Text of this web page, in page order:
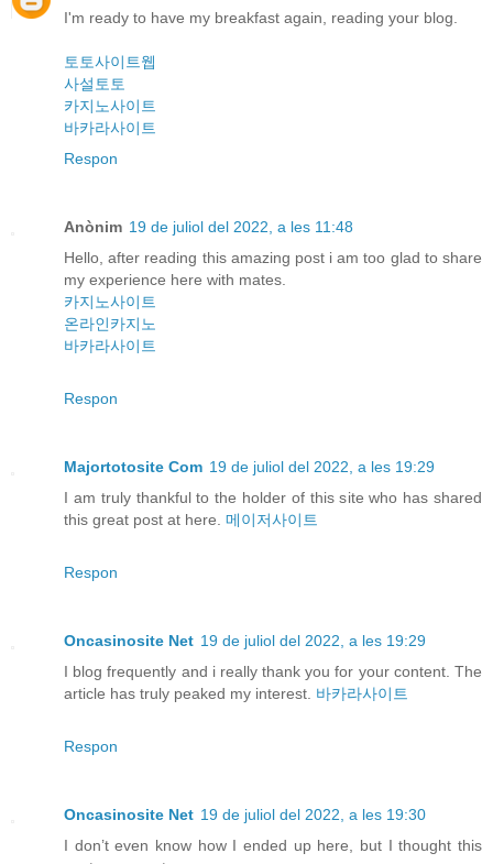
I'm ready to have my breakfast again, reading your blog.
토토사이트웹
사설토토
카지노사이트
바카라사이트
Respon
Anònim 19 de juliol del 2022, a les 11:48
Hello, after reading this amazing post i am too glad to share
my experience here with mates.
카지노사이트
온라인카지노
바카라사이트
Respon
Majortotosite Com 19 de juliol del 2022, a les 19:29
I am truly thankful to the holder of this site who has shared
this great post at here. 메이저사이트
Respon
Oncasinosite Net 19 de juliol del 2022, a les 19:29
I blog frequently and i really thank you for your content. The
article has truly peaked my interest. 바카라사이트
Respon
Oncasinosite Net 19 de juliol del 2022, a les 19:30
I don’t even know how I ended up here, but I thought this